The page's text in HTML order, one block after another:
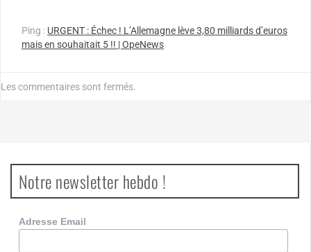
Ping : URGENT : Échec ! L’Allemagne lève 3,80 milliards d’euros
mais en souhaitait 5 !! | OpeNews
Les commentaires sont fermés.
Notre newsletter hebdo !
Adresse Email